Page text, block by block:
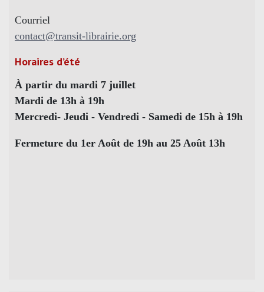
Courriel
contact@transit-librairie.org
Horaires d’été
À partir du mardi 7 juillet
Mardi de 13h à 19h
Mercredi- Jeudi - Vendredi - Samedi de 15h à 19h
Fermeture du 1er Août de 19h au 25 Août 13h